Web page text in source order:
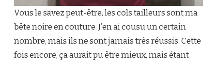
Vous le savez peut-être, les cols tailleurs sont ma
bête noire en couture. J’en ai cousu un certain
nombre, mais ils ne sont jamais très réussis. Cette
fois encore, ça aurait pu être mieux, mais étant